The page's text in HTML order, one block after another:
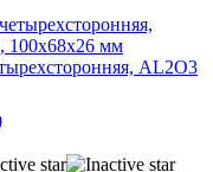
AL2O3